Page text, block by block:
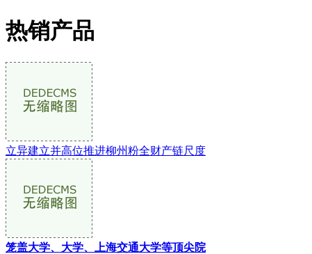
热销产品
立异建立并高位推进柳州粉全财产链尺度
笼盖大学、大学、上海交通大学等顶尖院